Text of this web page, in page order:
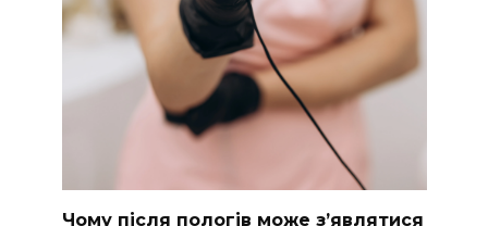
Чому після пологів може з’являтися